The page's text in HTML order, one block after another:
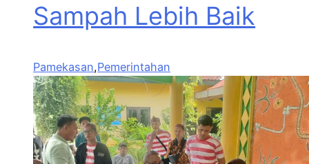
Sampah Lebih Baik
Pamekasan,Pemerintahan